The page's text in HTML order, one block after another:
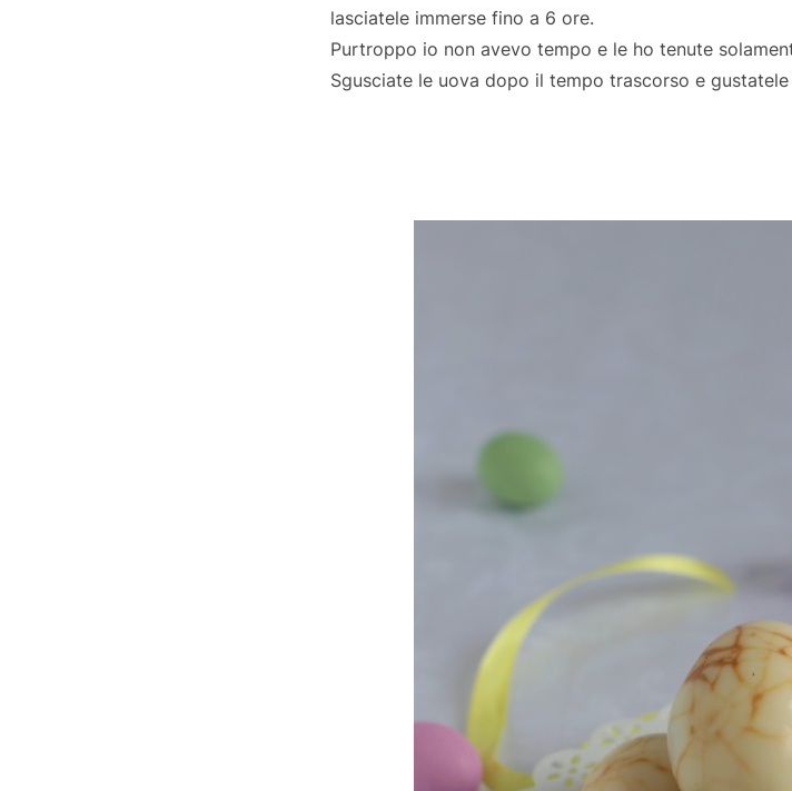
lasciatele immerse fino a 6 ore.
Purtroppo io non avevo tempo e le ho tenute
Sgusciate le uova dopo il tempo trascorso e